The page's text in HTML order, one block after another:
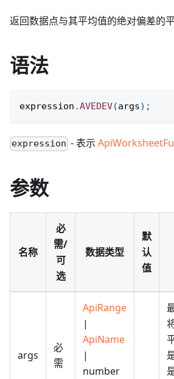
返回数据点与其平均值的绝对偏差的平
语法
expression .AVEDEV(args) ;
expression - 表示
参数
名称
必
需/
可
选
数据类型
默
认
值
args
必
需
ApiRange
|
ApiName
|
number